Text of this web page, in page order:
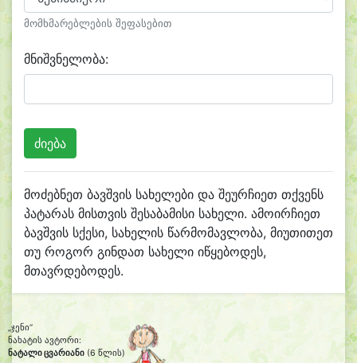
მომხმარებლების შეფასებით
მნიშვნელობა:
მოძებნეთ ბავშვის სახელები და შეურჩიეთ თქვენს
პატარას მისთვის შესაბამისი სახელი. ამოირჩიეთ
ბავშვის სქესი, სახელის წარმომავლობა, მიუთითეთ
თუ როგორ გინდათ სახელი იწყებოდეს,
მთავრდებოდეს.
„ჯენი“
ნახატის ავტორი:
ნატალი ცვარიანი (6 წლის)